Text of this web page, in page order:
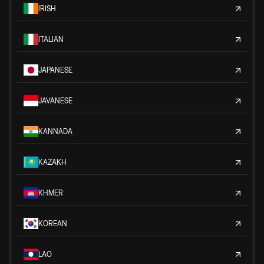
IRISH
ITALIAN
JAPANESE
JAVANESE
KANNADA
KAZAKH
KHMER
KOREAN
LAO